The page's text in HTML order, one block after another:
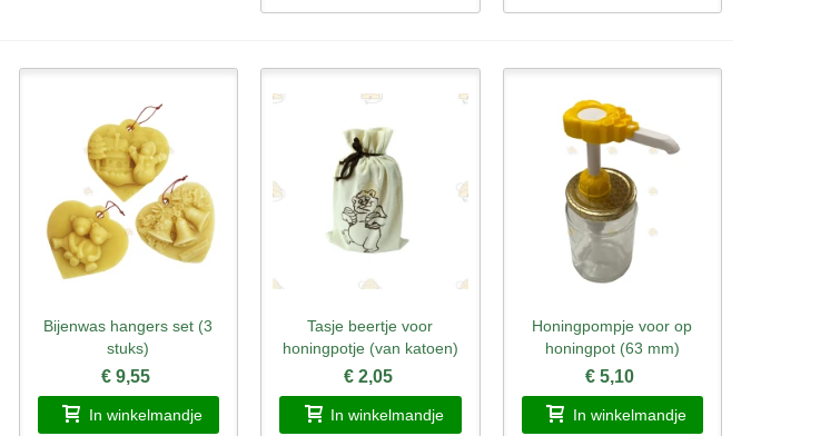
Snel bekijken
Bijenwas hangers set (3
stuks)
€ 9,55
In winkelmandje
Snel bekijken
Tasje beertje voor
honingpotje (van katoen)
€ 2,05
In winkelmandje
Snel bekijken
Honingpompje voor op
honingpot (63 mm)
€ 5,10
In winkelmandje